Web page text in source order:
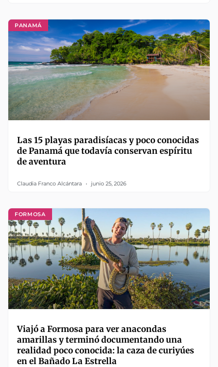
PANAMÁ
Las 15 playas paradisíacas y poco conocidas
de Panamá que todavía conservan espíritu
de aventura
Claudia Franco Alcántara junio 25, 2026
FORMOSA
Viajó a Formosa para ver anacondas
amarillas y terminó documentando una
realidad poco conocida: la caza de curiyúes
en el Bañado La Estrella